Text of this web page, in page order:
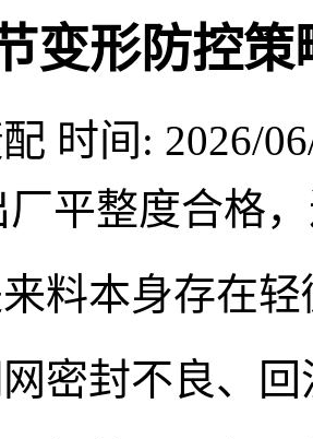
变形防控策
时间: 2026/
平整度合格
料本身存在
密封不良、